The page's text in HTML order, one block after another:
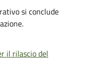
si conclude
il rilascio del